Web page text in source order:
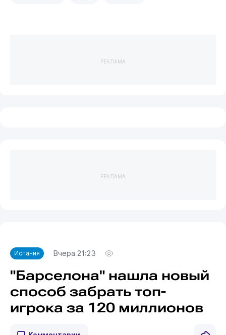
РЕКЛАМА
РЕКЛАМА
Испания Вчера 21:23
"Барселона" нашла новый
способ забрать топ-
игрока за 120 миллионов